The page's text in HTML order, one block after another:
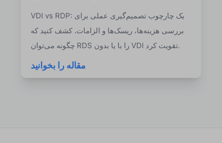
VDI vs RDP: یک چارچوب تصمیم‌گیری عملی برای
بررسی هزینه‌ها، ریسک‌ها و الزامات. کشف کنید که
چگونه می‌توان RDS را با یا بدون VDI تقویت کرد.
مقاله را بخوانید